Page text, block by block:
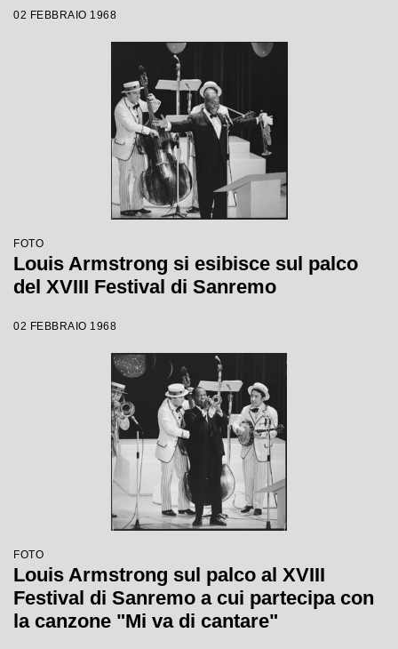
02 FEBBRAIO 1968
FOTO
Louis Armstrong si esibisce sul palco
del XVIII Festival di Sanremo
02 FEBBRAIO 1968
FOTO
Louis Armstrong sul palco al XVIII
Festival di Sanremo a cui partecipa con
la canzone "Mi va di cantare"